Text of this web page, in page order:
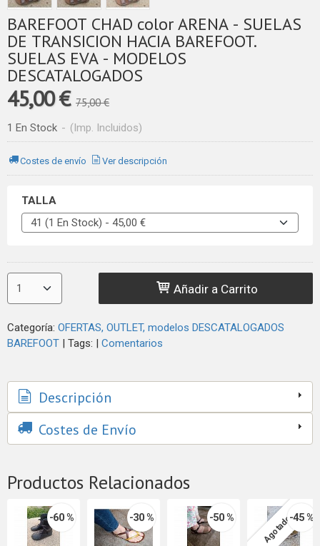
BAREFOOT CHAD color ARENA - SUELAS
DE TRANSICION HACIA BAREFOOT.
SUELAS EVA - MODELOS
DESCATALOGADOS
45,00 € 75,00 €
1 En Stock - (Imp. Incluidos)
Costes de envío Ver descripción
TALLA
Añadir a Carrito
Categoría: OFERTAS, OUTLET, modelos DESCATALOGADOS
BAREFOOT | Tags: | Comentarios
Descripción
Costes de Envío
Productos Relacionados
-60 % -30 % -50 % Agotado-45 %